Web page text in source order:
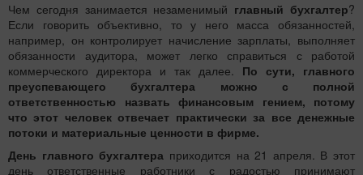
Чем сегодня занимается незаменимый главный бухгалтер?
Если говорить объективно, то у него масса обязанностей,
например, он контролирует начисление зарплаты, выполняет
обязанности аудитора, может легко справиться с работой
коммерческого директора и так далее. По сути, главного
преуспевающего бухгалтера можно с полной
ответственностью назвать финансовым гением, потому
что этот человек отвечает практически за все денежные
потоки и материальные ценности в фирме.
День главного бухгалтера приходится на 21 апреля. В этот
день ответственные работники с радостью принимают